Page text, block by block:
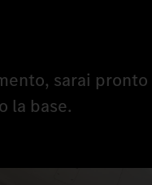
sarai
la base.